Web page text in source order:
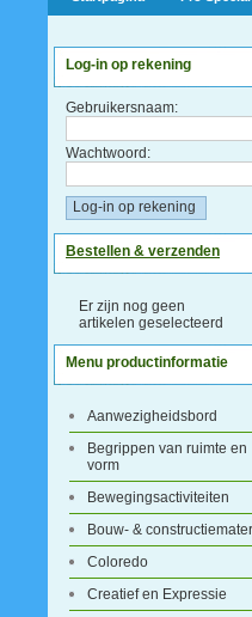
Log-in op rekening
Gebruikersnaam:
Wachtwoord:
Bestellen & verzenden
Er zijn nog geen
artikelen geselecteerd
Menu productinformatie
Aanwezigheidsbord
Begrippen van ruimte en
vorm
Bewegingsactiviteiten
Bouw- &
Coloredo
Creatief en Expressie